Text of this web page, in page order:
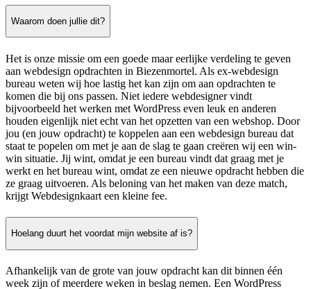
Waarom doen jullie dit?
Het is onze missie om een goede maar eerlijke verdeling te geven
aan webdesign opdrachten in Biezenmortel. Als ex-webdesign
bureau weten wij hoe lastig het kan zijn om aan opdrachten te
komen die bij ons passen. Niet iedere webdesigner vindt
bijvoorbeeld het werken met WordPress even leuk en anderen
houden eigenlijk niet echt van het opzetten van een webshop. Door
jou (en jouw opdracht) te koppelen aan een webdesign bureau dat
staat te popelen om met je aan de slag te gaan creëren wij een win-
win situatie. Jij wint, omdat je een bureau vindt dat graag met je
werkt en het bureau wint, omdat ze een nieuwe opdracht hebben die
ze graag uitvoeren. Als beloning van het maken van deze match,
krijgt Webdesignkaart een kleine fee.
Hoelang duurt het voordat mijn website af is?
Afhankelijk van de grote van jouw opdracht kan dit binnen één
week zijn of meerdere weken in beslag nemen. Een WordPress